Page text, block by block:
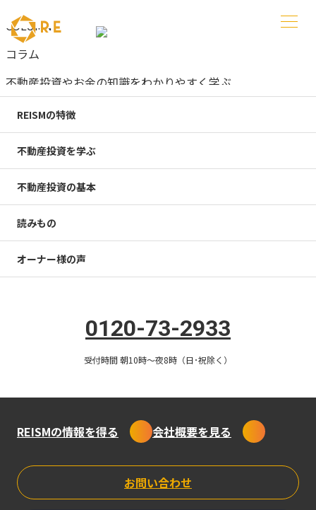
REISMの特徴
不動産投資を学ぶ
不動産投資の基本
読みもの
オーナー様の声
0120-73-2933
受付時間 朝10時〜夜8時（日･祝除く）
REISMの情報を得る 会社概要を見る
お問い合わせ
COLUMN
コラム
不動産投資やお金の知識をわかりやすく学ぶ
新着コラム
不動産投資
中古不動産の耐用年数はどう決まる？計算式と融資期間の伸
し方
2026.08.07
「家賃減額交渉」への正しい対応とは？失敗を防ぐ3つのステ
ップ原状回復・リフォーム費用
投資用と居住用の違いとは？「投資用マンション」選び3つの
視点
2026.07.24